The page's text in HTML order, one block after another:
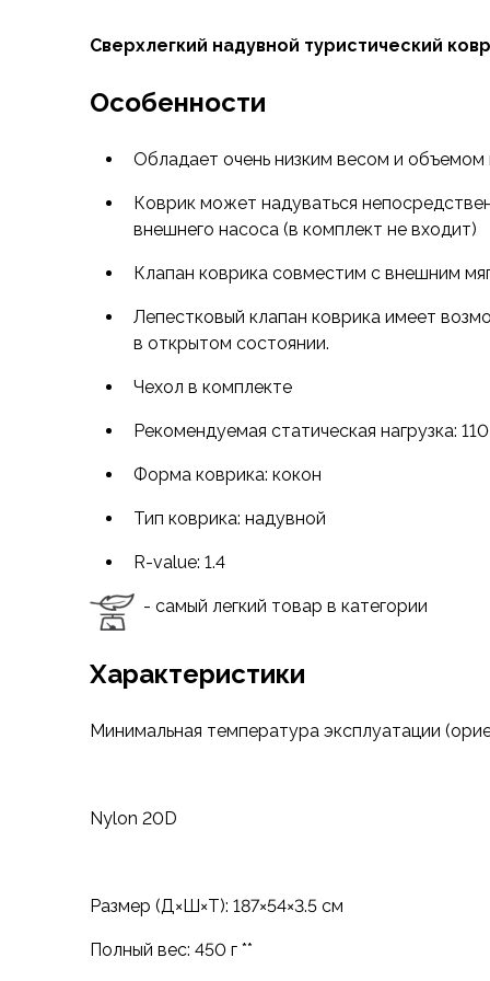
Беговые и спортивные
Пуховые куртки
Жилеты
Мембранные брюки
Брюки софтшелл и ветрозащита
Флисовые брюки
Беговые и спортивные
Шорты
Термофутболки
Термотрусы
Толстовки, худи
Нижнее белье
Мужская обувь
Ботинки
Утепленные
Полуботинки
Трейловые кроссовки
Сапоги
Зимние
Вкладыши
Сандалии
Сверхлегкий надувной туристический
Особенности
Обладает очень низким весом и объемом
Коврик может надуваться
внешнего насоса (в комплект не входит)
Клапан коврика совместим с внешним
Лепестковый клапан коврика имеет
в открытом состоянии.
Чехол в комплекте
Рекомендуемая статическая нагрузка: 110
Форма коврика: кокон
Тип коврика: надувной
R-value: 1.4
- самый легкий товар в категории
Характеристики
Минимальная температура эксплуатации
Nylon 20D
Размер (Д×Ш×Т): 187×54×3.5 см
Полный вес: 450 г **